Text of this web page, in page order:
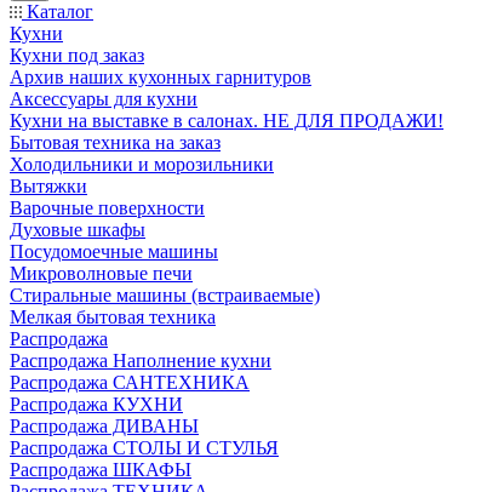
Каталог
Кухни
Кухни под заказ
Архив наших кухонных гарнитуров
Аксессуары для кухни
Кухни на выставке в салонах. НЕ ДЛЯ ПРОДАЖИ!
Бытовая техника на заказ
Холодильники и морозильники
Вытяжки
Варочные поверхности
Духовые шкафы
Посудомоечные машины
Микроволновые печи
Стиральные машины (встраиваемые)
Мелкая бытовая техника
Распродажа
Распродажа Наполнение кухни
Распродажа САНТЕХНИКА
Распродажа КУХНИ
Распродажа ДИВАНЫ
Распродажа СТОЛЫ И СТУЛЬЯ
Распродажа ШКАФЫ